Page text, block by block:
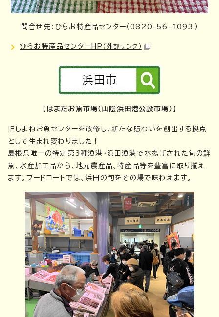
問合せ先：ひらお特産品センター（0820-56-1093）
ひらお特産品センターHP （外部リンク）
【はまだお魚市場（山陰浜田港公設市場）】
旧しまねお魚センターを改修し、新たな賑わいを創出する拠点
として生まれ変わりました！
島根県唯一の特定第3種漁港・浜田漁港で水揚げされた旬の鮮
魚、水産加工品から、地元農産品、特産品等を豊富に取り揃え
ます。フードコートでは、浜田の旬をその場で味わえます。